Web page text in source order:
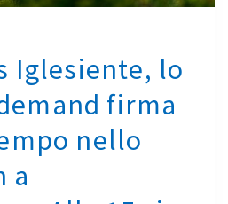
Iglesiente, lo
firma
nello
a